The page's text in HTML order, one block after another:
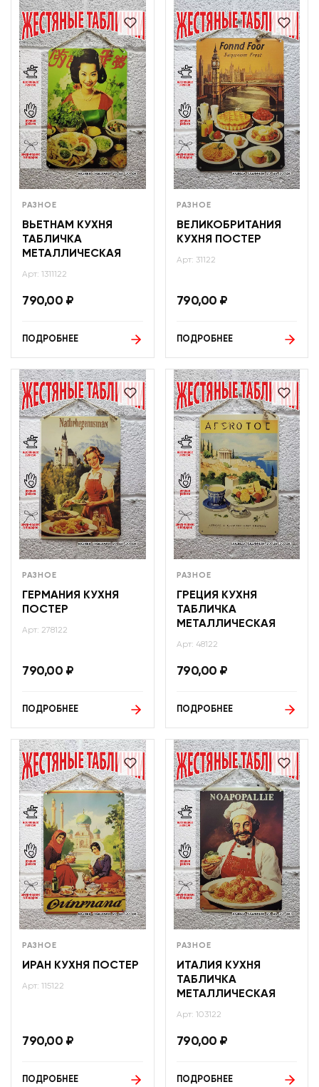
РАЗНОЕ
ВЬЕТНАМ КУХНЯ
ТАБЛИЧКА
МЕТАЛЛИЧЕСКАЯ
Арт: 1311122
790,00 ₽
ПОДРОБНЕЕ
РАЗНОЕ
ВЕЛИКОБРИТАНИЯ
КУХНЯ ПОСТЕР
Арт: 31122
790,00 ₽
ПОДРОБНЕЕ
РАЗНОЕ
ГЕРМАНИЯ КУХНЯ
ПОСТЕР
Арт: 278122
790,00 ₽
ПОДРОБНЕЕ
РАЗНОЕ
ГРЕЦИЯ КУХНЯ
ТАБЛИЧКА
МЕТАЛЛИЧЕСКАЯ
Арт: 48122
790,00 ₽
ПОДРОБНЕЕ
РАЗНОЕ
ИРАН КУХНЯ ПОСТЕР
Арт: 115122
790,00 ₽
ПОДРОБНЕЕ
РАЗНОЕ
ИТАЛИЯ КУХНЯ
ТАБЛИЧКА
МЕТАЛЛИЧЕСКАЯ
Арт: 103122
790,00 ₽
ПОДРОБНЕЕ